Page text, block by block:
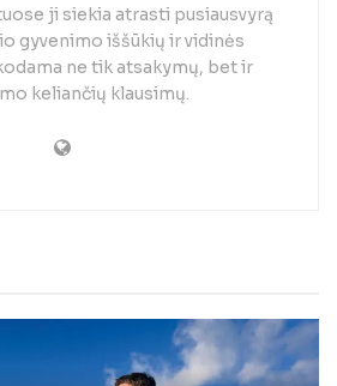
ji siekia atrasti pusiausvyrą
gyvenimo iššūkių ir vidinės
ne tik atsakymų, bet ir
keliančių klausimų.